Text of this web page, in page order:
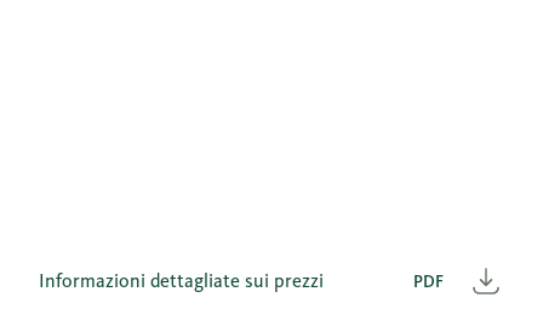
PDF
Informazioni dettagliate sui prezzi